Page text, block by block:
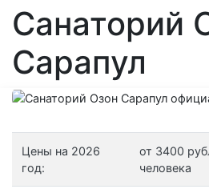
Санаторий
Сарапул
Цены на 2026
год:
от 3400
человека